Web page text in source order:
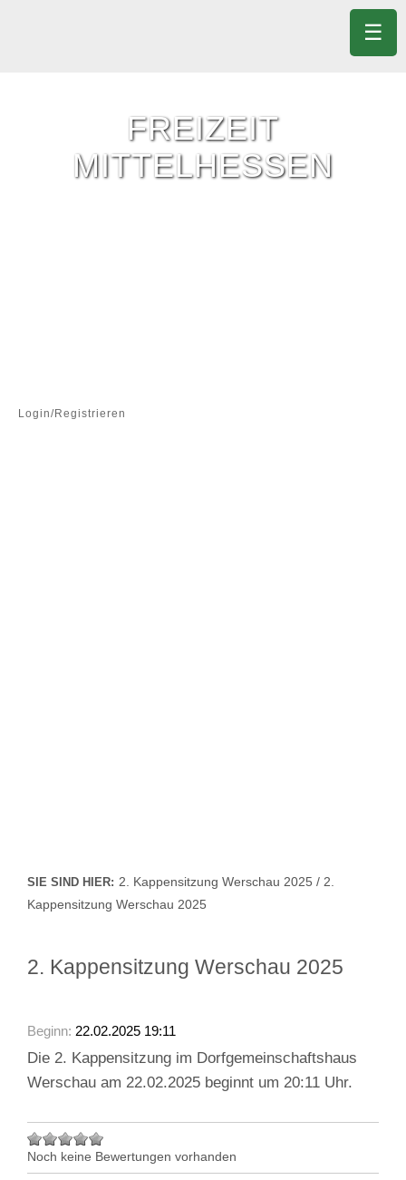
FREIZEIT
MITTELHESSEN
Login/Registrieren
SIE SIND HIER: 2. Kappensitzung Werschau 2025 / 2.
Kappensitzung Werschau 2025
2. Kappensitzung Werschau 2025
Beginn: 22.02.2025 19:11
Die 2. Kappensitzung im Dorfgemeinschaftshaus
Werschau am 22.02.2025 beginnt um 20:11 Uhr.
Noch keine Bewertungen vorhanden
☰